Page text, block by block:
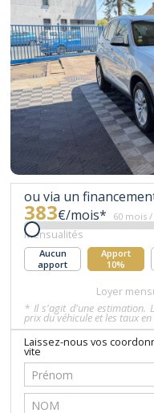
ou via un
383€/mois* 60 mois
Mensualités
Aucun
apport
Apport
10%
Loyer
* Il s'agit d'une estimation.
prix du véhicule et les taux
Laissez-nous vos
vite